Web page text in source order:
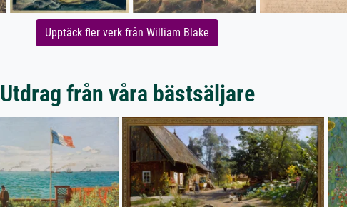
Upptäck fler verk från William Blake
Utdrag från våra bästsäljare